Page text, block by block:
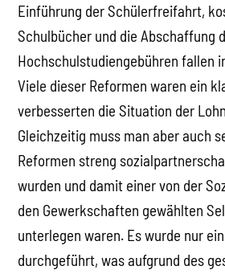
Einführung der Schülerfreifahrt,
Schulbücher und die Abschaffung
Hochschulstudiengebühren fallen
Viele dieser Reformen waren ein
verbesserten die Situation der
Gleichzeitig muss man aber auch
Reformen streng
wurden und damit einer von der
den Gewerkschaften gewählten
unterlegen waren. Es wurde nur
durchgeführt, was aufgrund des